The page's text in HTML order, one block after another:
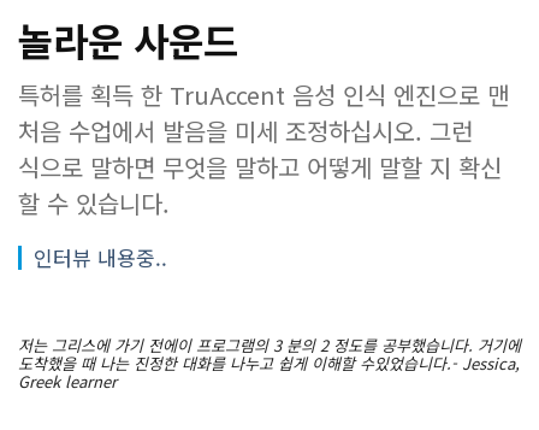
놀라운 사운드
특허를 획득 한 TruAccent 음성 인식 엔진으로 맨
처음 수업에서 발음을 미세 조정하십시오. 그런
식으로 말하면 무엇을 말하고 어떻게 말할 지 확신
할 수 있습니다.
인터뷰 내용중..
저는 그리스에 가기 전에이 프로그램의 3 분의 2 정도를 공부했습니다. 거기에
도착했을 때 나는 진정한 대화를 나누고 쉽게 이해할 수있었습니다.- Jessica,
Greek learner